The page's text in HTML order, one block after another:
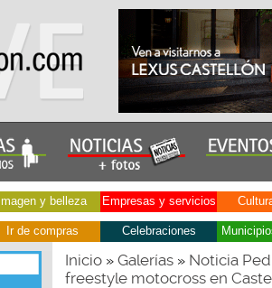
Imagen y belleza Empresas y servicios
Ir de compras Celebraciones
Inicio» Galerías» Noticia
freestyle motocross en